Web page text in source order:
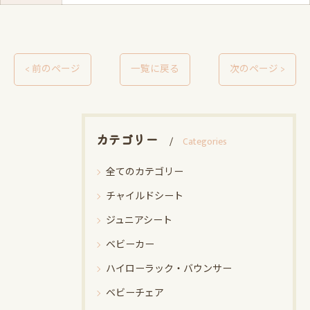
< 前のページ 一覧に戻る 次のページ >
カテゴリー Categories
全てのカテゴリー
チャイルドシート
ジュニアシート
ベビーカー
ハイローラック・バウンサー
ベビーチェア